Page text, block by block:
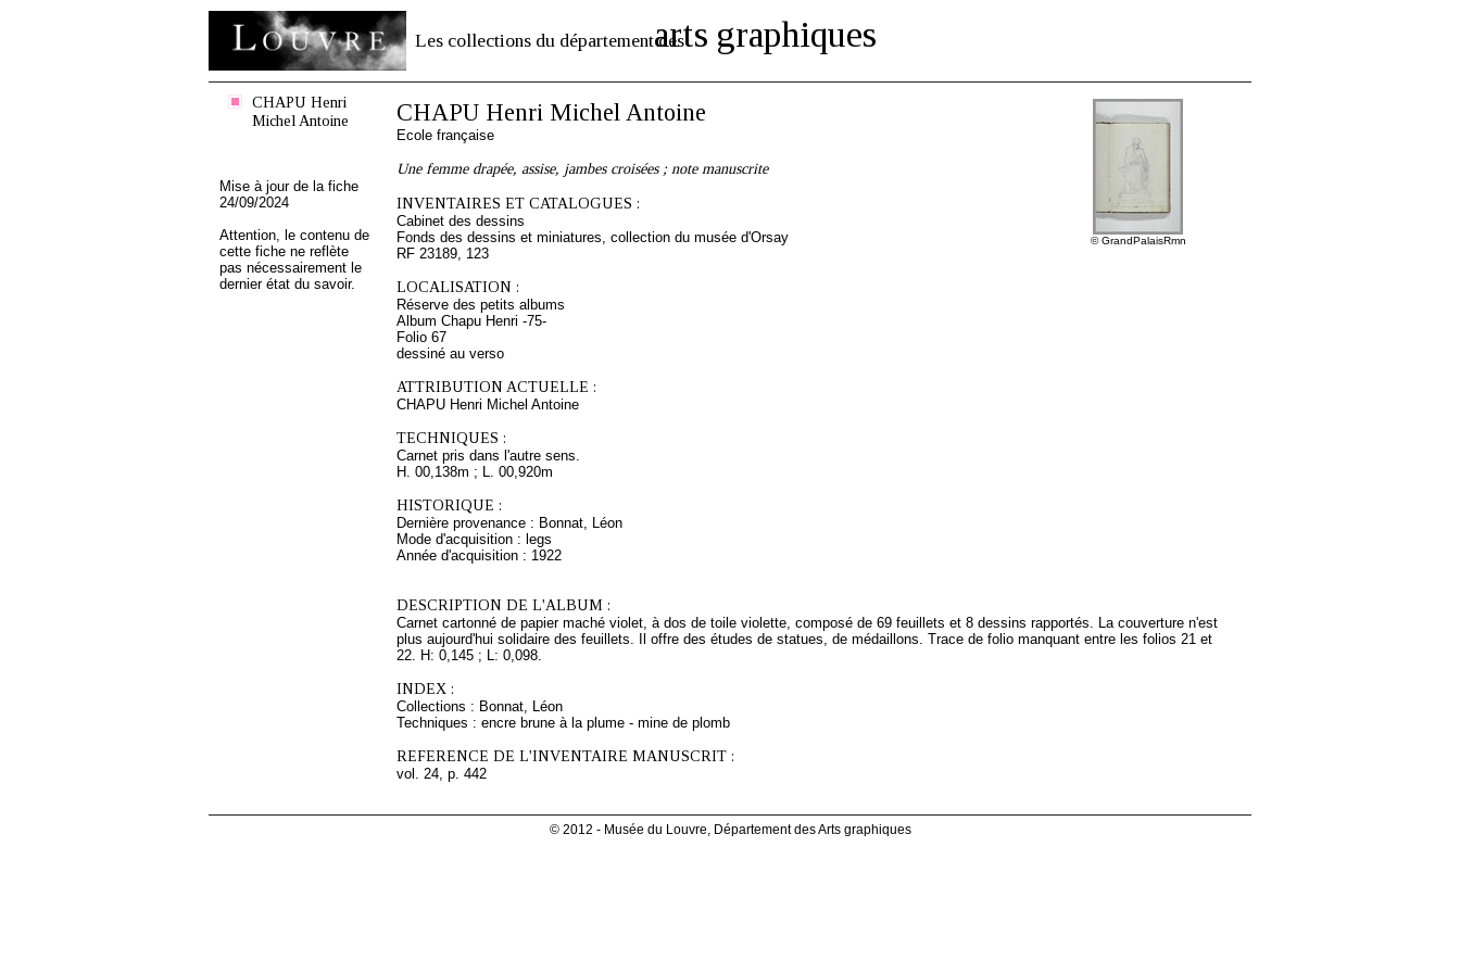
Les collections du département desarts graphiques
CHAPU Henri
Michel Antoine
Mise à jour de la fiche
24/09/2024
Attention, le contenu de
cette fiche ne reflète
pas nécessairement le
dernier état du savoir.
© GrandPalaisRmn
CHAPU Henri Michel Antoine
Ecole française
Une femme drapée, assise, jambes croisées ; note manuscrite
INVENTAIRES ET CATALOGUES :
Cabinet des dessins
Fonds des dessins et miniatures, collection du musée d'Orsay
RF 23189, 123
LOCALISATION :
Réserve des petits albums
Album Chapu Henri -75-
Folio 67
dessiné au verso
ATTRIBUTION ACTUELLE :
CHAPU Henri Michel Antoine
TECHNIQUES :
Carnet pris dans l'autre sens.
H. 00,138m ; L. 00,920m
HISTORIQUE :
Dernière provenance : Bonnat, Léon
Mode d'acquisition : legs
Année d'acquisition : 1922
DESCRIPTION DE L'ALBUM :
Carnet cartonné de papier maché violet, à dos de toile violette, composé de 69 feuillets et 8 dessins rapportés. La couverture n'est
plus aujourd'hui solidaire des feuillets. Il offre des études de statues, de médaillons. Trace de folio manquant entre les folios 21 et
22. H: 0,145 ; L: 0,098.
INDEX :
Collections : Bonnat, Léon
Techniques : encre brune à la plume - mine de plomb
REFERENCE DE L'INVENTAIRE MANUSCRIT :
vol. 24, p. 442
© 2012 - Musée du Louvre, Département des Arts graphiques